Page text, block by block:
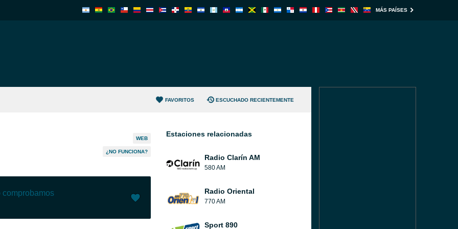
MÁS PAÍSES
FAVORITOS ESCUCHADO RECIENTEMENTE
WEB
¿NO FUNCIONA?
comprobamos
Estaciones relacionadas
Radio Clarín AM
580 AM
Radio Oriental
770 AM
Sport 890